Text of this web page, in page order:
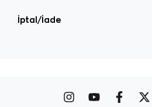
İptal/İade